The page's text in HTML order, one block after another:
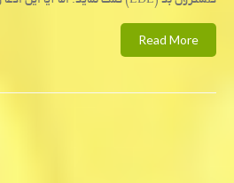
Read More